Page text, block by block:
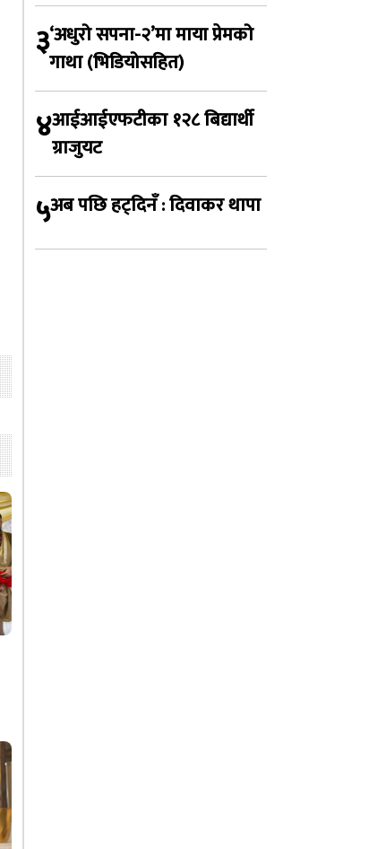
३‘अधुरो सपना-२’मा माया प्रेमको
गाथा (भिडियोसहित)
४आईआईएफटीका १२८ बिद्यार्थी
ग्राजुयट
५अब पछि हट्दिनँ : दिवाकर थापा